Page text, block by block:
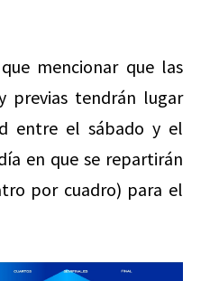
mencionar que las
previas tendrán lugar
entre el sábado y el
en que se repartirán
por cuadro) para el